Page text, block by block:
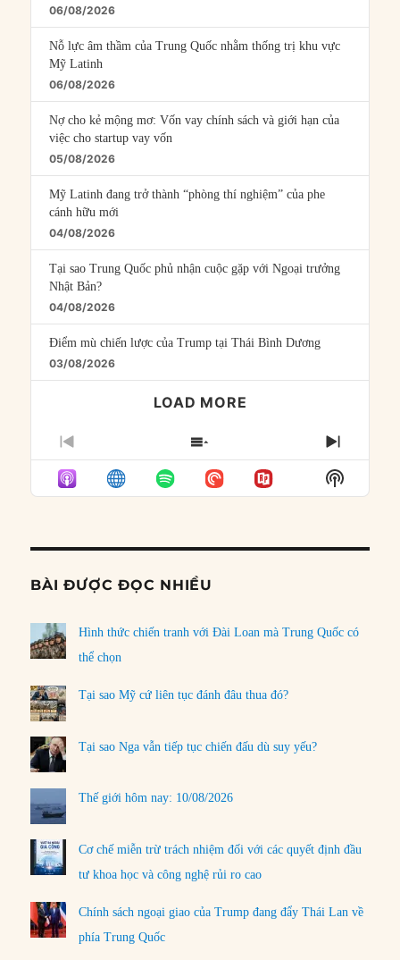
06/08/2026
Nỗ lực âm thầm của Trung Quốc nhằm thống trị khu vực
Mỹ Latinh
06/08/2026
Nợ cho kẻ mộng mơ: Vốn vay chính sách và giới hạn của
việc cho startup vay vốn
05/08/2026
Mỹ Latinh đang trở thành “phòng thí nghiệm” của phe
cánh hữu mới
04/08/2026
Tại sao Trung Quốc phủ nhận cuộc gặp với Ngoại trưởng
Nhật Bản?
04/08/2026
Điểm mù chiến lược của Trump tại Thái Bình Dương
03/08/2026
LOAD MORE
PREVIOUS
EPISODE
SHOW
EPISODES
LIST
NEXT
Show
Podcast
BÀI ĐƯỢC ĐỌC NHIỀU
Hình thức chiến tranh với Đài Loan mà Trung Quốc có
thể chọn
Tại sao Mỹ cứ liên tục đánh đâu thua đó?
Tại sao Nga vẫn tiếp tục chiến đấu dù suy yếu?
Thế giới hôm nay: 10/08/2026
Cơ chế miễn trừ trách nhiệm đối với các quyết định đầu
tư khoa học và công nghệ rủi ro cao
Chính sách ngoại giao của Trump đang đẩy Thái Lan về
phía Trung Quốc